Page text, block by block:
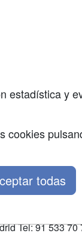
Tel: 91 533 70
estadística y
cookies
todas